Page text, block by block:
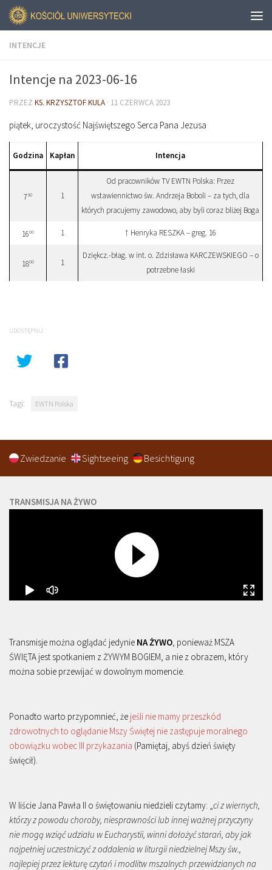
INTENCJE
Intencje na 2023-06-16
PRZEZ KS. KRZYSZTOF KULA · 11 CZERWCA 2023
piątek, uroczystość Najświętszego Serca Pana Jezusa
Godzina Kapłan Intencja
730 1
Od pracowników TV EWTN Polska: Przez
wstawiennictwo św. Andrzeja Boboli – za tych, dla
których pracujemy zawodowo, aby byli coraz bliżej Boga
1600 1 † Henryka RESZKA – greg. 16
1800 1
Dziękcz.-błag. w int. o. Zdzisława KARCZEWSKIEGO – o
potrzebne łaski
UDOSTĘPNIJ
Tagi: EWTN Polska
Zwiedzanie Sightseeing Besichtigung
TRANSMISJA NA ŻYWO
Transmisje można oglądać jedynie NA ŻYWO , ponieważ MSZA
ŚWIĘTA jest spotkaniem z ŻYWYM BOGIEM, a nie z obrazem, który
można sobie przewijać w dowolnym momencie.
Ponadto warto przypomnieć, że jeśli nie mamy przeszkód
zdrowotnych to oglądanie Mszy Świętej nie zastępuje moralnego
obowiązku wobec III przykazania (Pamiętaj, abyś dzień święty
święcił).
W liście Jana Pawła II o świętowaniu niedzieli czytamy: „ ci z wiernych,
którzy z powodu choroby, niesprawności lub innej ważnej przyczyny
nie mogą wziąć udziału w Eucharystii, winni dołożyć starań, aby jak
najpełniej uczestniczyć z oddalenia w liturgii niedzielnej Mszy św.,
najlepiej przez lekturę czytań i modlitw mszalnych przewidzianych na